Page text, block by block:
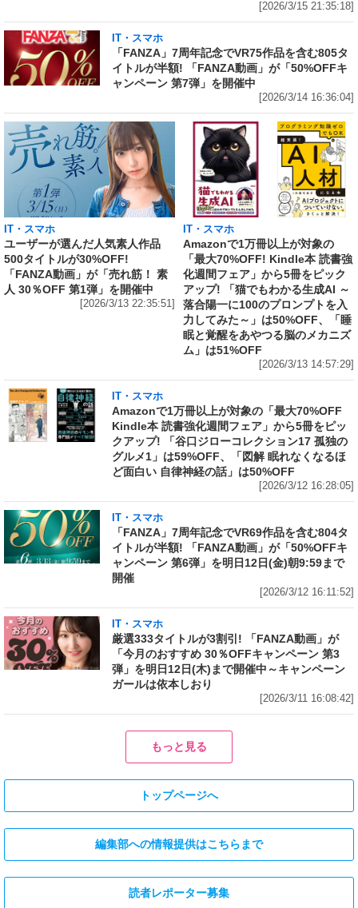
[2026/3/15 21:35:18]
IT・スマホ
「FANZA」7周年記念でVR75作品を含む805タ
イトルが半額! 「FANZA動画」が「50%OFFキ
ャンペーン 第7弾」を開催中
[2026/3/14 16:36:04]
IT・スマホ
ユーザーが選んだ人気素人作品
500タイトルが30%OFF!
「FANZA動画」が「売れ筋！ 素
人 30％OFF 第1弾」を開催中
[2026/3/13 22:35:51]
IT・スマホ
Amazonで1万冊以上が対象の
「最大70%OFF! Kindle本 読書強
化週間フェア」から5冊をピック
アップ! 「猫でもわかる生成AI ～
落合陽一に100のプロンプトを入
力してみた～」は50%OFF、「睡
眠と覚醒をあやつる脳のメカニズ
ム」は51%OFF
[2026/3/13 14:57:29]
IT・スマホ
Amazonで1万冊以上が対象の「最大70%OFF
Kindle本 読書強化週間フェア」から5冊をピッ
クアップ! 「谷口ジローコレクション17 孤独の
グルメ1」は59%OFF、「図解 眠れなくなるほ
ど面白い 自律神経の話」は50%OFF
[2026/3/12 16:28:05]
IT・スマホ
「FANZA」7周年記念でVR69作品を含む804タ
イトルが半額! 「FANZA動画」が「50%OFFキ
ャンペーン 第6弾」を明日12日(金)朝9:59まで
開催
[2026/3/12 16:11:52]
IT・スマホ
厳選333タイトルが3割引! 「FANZA動画」が
「今月のおすすめ 30％OFFキャンペーン 第3
弾」を明日12日(木)まで開催中～キャンペーン
ガールは依本しおり
[2026/3/11 16:08:42]
もっと見る
トップページへ
編集部への情報提供はこちらまで
読者レポーター募集